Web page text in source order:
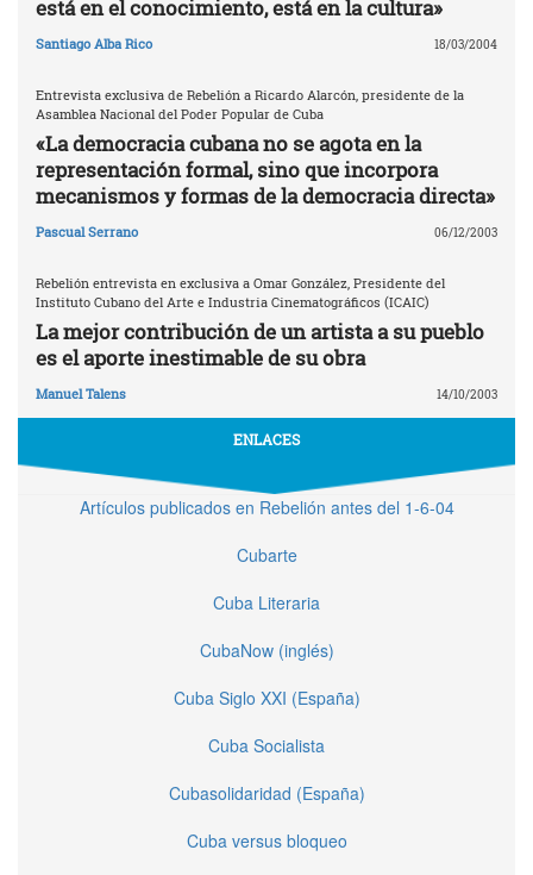
está en el conocimiento, está en la cultura»
Santiago Alba Rico 18/03/2004
Entrevista exclusiva de Rebelión a Ricardo Alarcón, presidente de la
Asamblea Nacional del Poder Popular de Cuba
«La democracia cubana no se agota en la
representación formal, sino que incorpora
mecanismos y formas de la democracia directa»
Pascual Serrano 06/12/2003
Rebelión entrevista en exclusiva a Omar González, Presidente del
Instituto Cubano del Arte e Industria Cinematográficos (ICAIC)
La mejor contribución de un artista a su pueblo
es el aporte inestimable de su obra
Manuel Talens 14/10/2003
ENLACES
Artículos publicados en Rebelión antes del 1-6-04
Cubarte
Cuba Literaria
CubaNow (inglés)
Cuba Siglo XXI (España)
Cuba Socialista
Cubasolidaridad (España)
Cuba versus bloqueo